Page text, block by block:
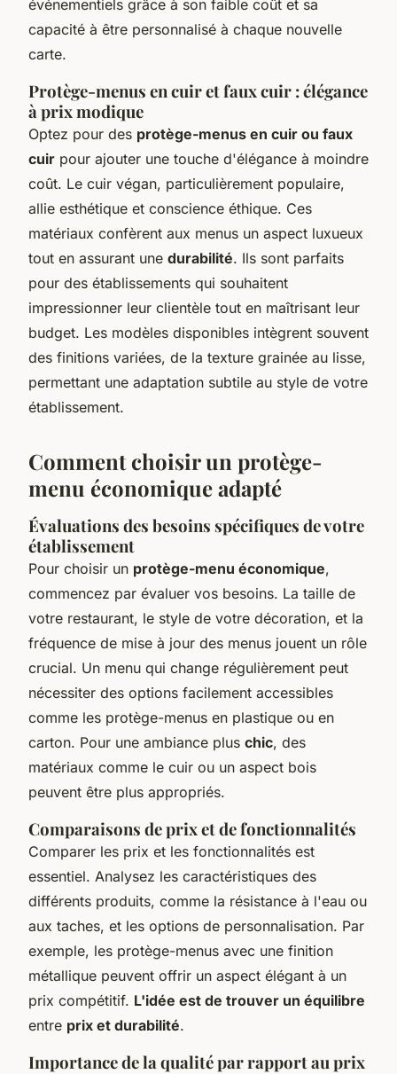
événementiels grâce à son faible coût et sa
capacité à être personnalisé à chaque nouvelle
carte.
Protège-menus en cuir et faux cuir : élégance
à prix modique
Optez pour des protège-menus en cuir ou faux
cuir pour ajouter une touche d'élégance à moindre
coût. Le cuir végan, particulièrement populaire,
allie esthétique et conscience éthique. Ces
matériaux confèrent aux menus un aspect luxueux
tout en assurant une durabilité. Ils sont parfaits
pour des établissements qui souhaitent
impressionner leur clientèle tout en maîtrisant leur
budget. Les modèles disponibles intègrent souvent
des finitions variées, de la texture grainée au lisse,
permettant une adaptation subtile au style de votre
établissement.
Comment choisir un protège-
menu économique adapté
Évaluations des besoins spécifiques de votre
établissement
Pour choisir un protège-menu économique,
commencez par évaluer vos besoins. La taille de
votre restaurant, le style de votre décoration, et la
fréquence de mise à jour des menus jouent un rôle
crucial. Un menu qui change régulièrement peut
nécessiter des options facilement accessibles
comme les protège-menus en plastique ou en
carton. Pour une ambiance plus chic, des
matériaux comme le cuir ou un aspect bois
peuvent être plus appropriés.
Comparaisons de prix et de fonctionnalités
Comparer les prix et les fonctionnalités est
essentiel. Analysez les caractéristiques des
différents produits, comme la résistance à l'eau ou
aux taches, et les options de personnalisation. Par
exemple, les protège-menus avec une finition
métallique peuvent offrir un aspect élégant à un
prix compétitif. L'idée est de trouver un équilibre
entre prix et durabilité.
Importance de la qualité par rapport au prix